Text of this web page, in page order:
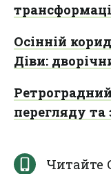
Осінній
Діви:
перегляду та
Читайте